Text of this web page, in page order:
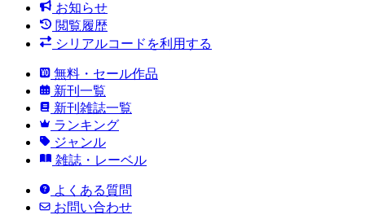
お知らせ
閲覧履歴
シリアルコードを利用する
無料・セール作品
新刊一覧
新刊雑誌一覧
ランキング
ジャンル
雑誌・レーベル
よくある質問
お問い合わせ